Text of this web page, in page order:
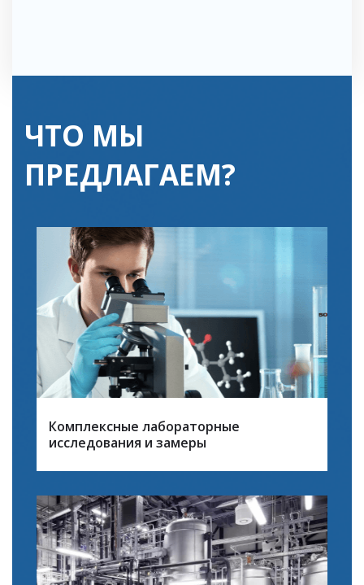
ЧТО МЫ
ПРЕДЛАГАЕМ?
Комплексные лабораторные
исследования и замеры